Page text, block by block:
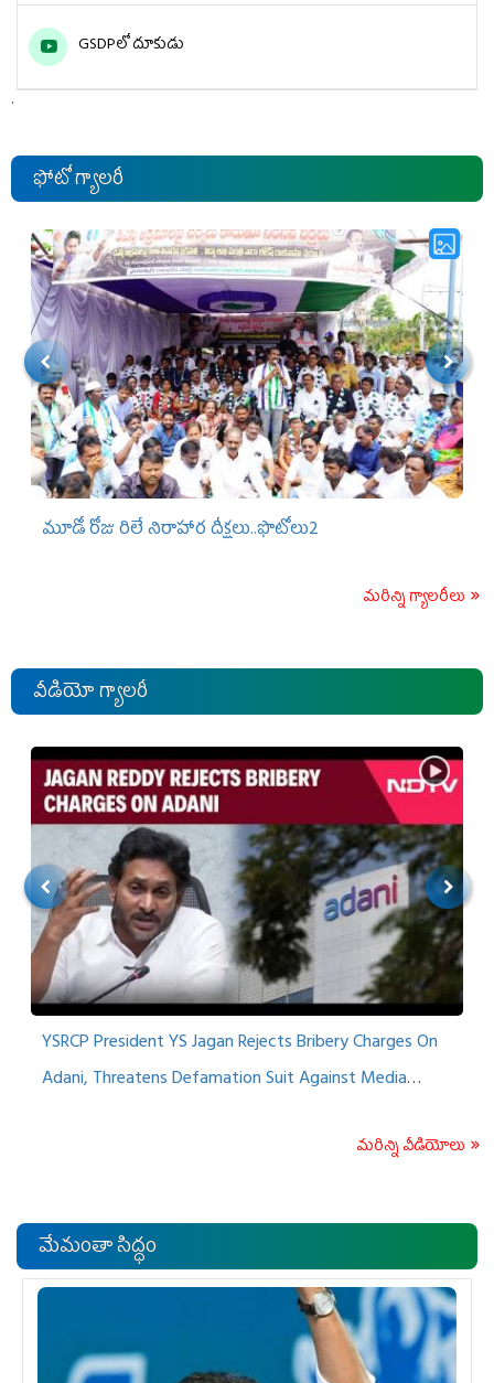
GSDPలో దూకుడు
.
ఫోటో గ్యాలరీ
మూడో రోజు రిలే నిరాహార దీక్షలు..ఫొటోలు2
మరిన్ని గ్యాలరీలు
వీడియో గ్యాలరీ
YSRCP President YS Jagan Rejects Bribery Charges On
Adani, Threatens Defamation Suit Against Media
మరిన్ని వీడియోలు
మేమంతా సిద్ధం